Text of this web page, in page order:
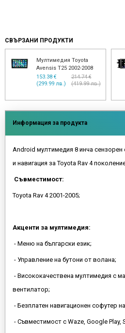
СВЪРЗАНИ ПРОДУКТИ
Мултимедия Toyota
Avensis T25 2002-2008
153.38 €
(299.99 лв.)
214.74 €
(419.99 лв.)
Информация за продукта
Android мултимедия 8 инча сензорен
и навигация за Toyota Rav 4
Съвместимост:
Toyota Rav 4 2001-2005;
Акценти за мултимедия:
- Меню на български език;
- Управление на бутони от волана;
- Висококачествена мултимедия с
вентилатор;
- Безплатен навигационен софутер
- Съвместимост с Waze, Google Play,